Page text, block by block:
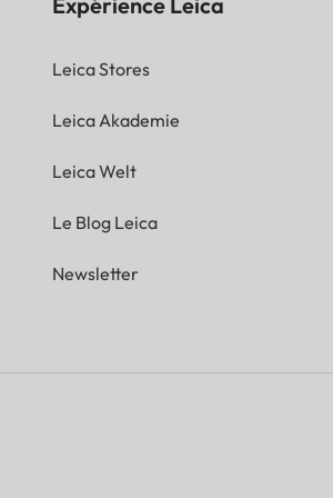
Leica Stores
Leica Akademie
Leica Welt
Le Blog Leica
Newsletter